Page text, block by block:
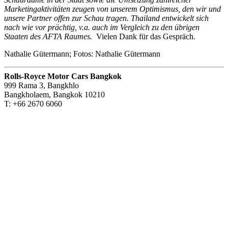
Marketingaktivitäten zeugen von unserem Optimismus, den wir und
unsere Partner offen zur Schau tragen. Thailand entwickelt sich
nach wie vor prächtig, v.a. auch im Vergleich zu den übrigen
Staaten des AFTA Raumes. Vielen Dank für das Gespräch.
Nathalie Gütermann; Fotos: Nathalie Gütermann
Rolls-Royce Motor Cars Bangkok
999 Rama 3, Bangkhlo
Bangkholaem, Bangkok 10210
T: +66 2670 6060